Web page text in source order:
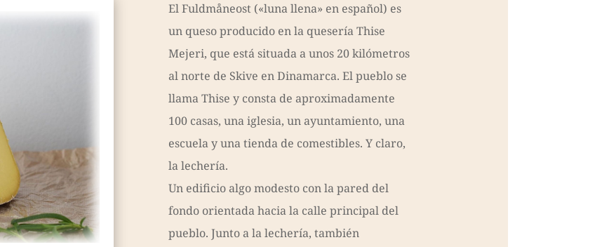
El Fuldmåneost («luna llena» en español) es
un queso producido en la quesería Thise
Mejeri, que está situada a unos 20 kilómetros
al norte de Skive en Dinamarca. El pueblo se
llama Thise y consta de aproximadamente
100 casas, una iglesia, un ayuntamiento, una
escuela y una tienda de comestibles. Y claro,
la lechería.
Un edificio algo modesto con la pared del
fondo orientada hacia la calle principal del
pueblo. Junto a la lechería, también